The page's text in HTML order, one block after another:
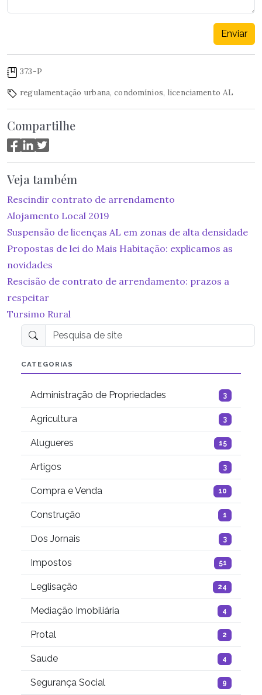
Enviar
373-P
regulamentação urbana,condomínios, licenciamento AL
Compartilhe
Veja também
Rescindir contrato de arrendamento
Alojamento Local 2019
Suspensão de licenças AL em zonas de alta densidade
Propostas de lei do Mais Habitação: explicamos as
novidades
Rescisão de contrato de arrendamento: prazos a
respeitar
Tursimo Rural
CATEGORIAS
Administração de Propriedades 3
Agricultura 3
Alugueres 15
Artigos 3
Compra e Venda 10
Construção 1
Dos Jornais 3
Impostos 51
Leglisação 24
Mediação Imobiliária 4
Protal 2
Saude 4
Segurança Social 9